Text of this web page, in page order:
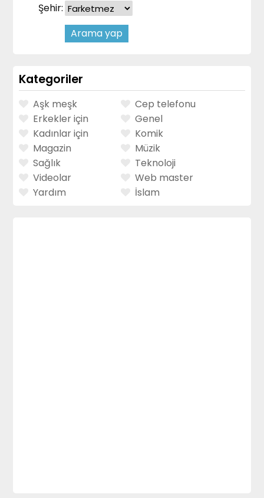
Şehir:
Kategoriler
Aşk meşk
Cep telefonu
Erkekler için
Genel
Kadınlar için
Komik
Magazin
Müzik
Sağlık
Teknoloji
Videolar
Web master
Yardım
İslam